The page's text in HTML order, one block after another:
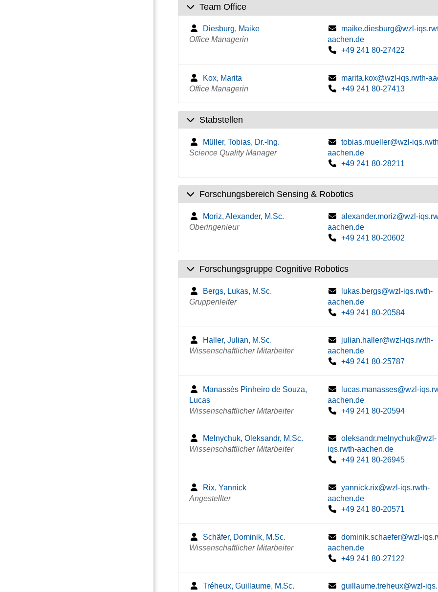
Team Office
Diesburg, Maike
Office Managerin
maike.diesburg@wzl-
aachen.de
+49 241 80-27422
Kox, Marita
Office Managerin
marita.kox@wzl-iqs.rwth-
+49 241 80-27413
Stabstellen
Müller, Tobias, Dr.-Ing.
Science Quality Manager
tobias.mueller@wzl-
aachen.de
+49 241 80-28211
Forschungsbereich Sensing & Robotics
Moriz, Alexander, M.Sc.
Oberingenieur
alexander.moriz@wzl-
aachen.de
+49 241 80-20602
Forschungsgruppe Cognitive Robotics
Bergs, Lukas, M.Sc.
Gruppenleiter
lukas.bergs@wzl-iqs.rwth-
aachen.de
+49 241 80-20584
Haller, Julian, M.Sc.
Wissenschaftlicher Mitarbeiter
julian.haller@wzl-iqs.rwth-
aachen.de
+49 241 80-25787
Manassés Pinheiro de Souza,
Lucas
Wissenschaftlicher Mitarbeiter
lucas.manasses@wzl-
aachen.de
+49 241 80-20594
Melnychuk, Oleksandr, M.Sc.
Wissenschaftlicher Mitarbeiter
oleksandr.melnychuk@wzl-
iqs.rwth-aachen.de
+49 241 80-26945
Rix, Yannick
Angestellter
yannick.rix@wzl-iqs.rwth-
aachen.de
+49 241 80-20571
Schäfer, Dominik, M.Sc.
Wissenschaftlicher Mitarbeiter
dominik.schaefer@wzl-
aachen.de
+49 241 80-27122
Tréheux, Guillaume, M.Sc.
guillaume.treheux@wzl-